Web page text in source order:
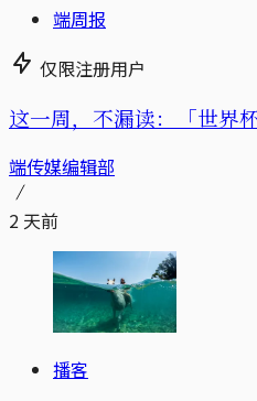
端周报
仅限注册用户
这一周，不漏读：「世界
端传媒编辑部
2 天前
播客